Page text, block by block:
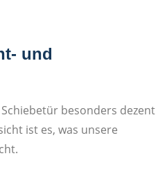
und
besonders dezent
ist es, was unsere